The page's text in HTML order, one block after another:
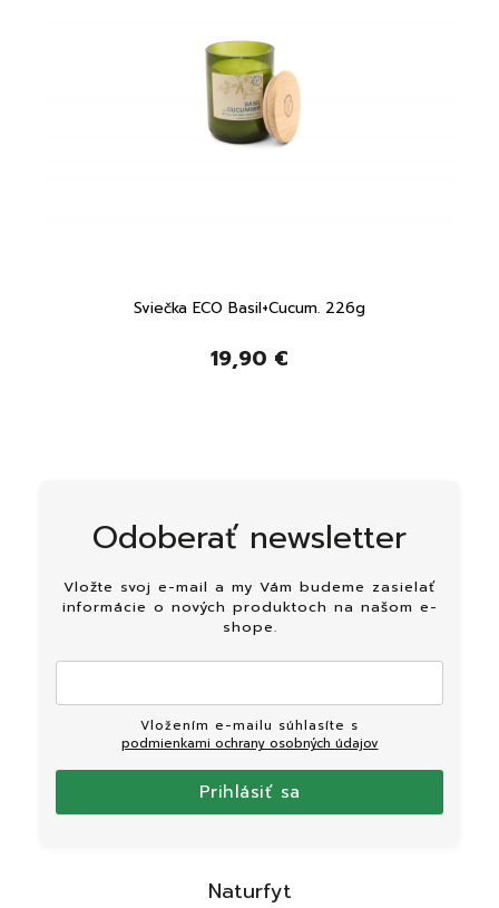
Sviečka ECO Basil+Cucum. 226g
19,90 €
Odoberať newsletter
Vložte svoj e-mail a my Vám budeme zasielať
informácie o nových produktoch na našom e-
shope.
podmienkami ochrany osobných údajov
Prihlásiť sa
Naturfyt